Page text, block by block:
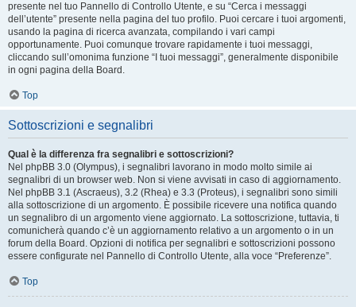
presente nel tuo Pannello di Controllo Utente, e su “Cerca i messaggi
dell’utente” presente nella pagina del tuo profilo. Puoi cercare i tuoi argomenti,
usando la pagina di ricerca avanzata, compilando i vari campi
opportunamente. Puoi comunque trovare rapidamente i tuoi messaggi,
cliccando sull’omonima funzione “I tuoi messaggi”, generalmente disponibile
in ogni pagina della Board.
Top
Sottoscrizioni e segnalibri
Qual è la differenza fra segnalibri e sottoscrizioni?
Nel phpBB 3.0 (Olympus), i segnalibri lavorano in modo molto simile ai
segnalibri di un browser web. Non si viene avvisati in caso di aggiornamento.
Nel phpBB 3.1 (Ascraeus), 3.2 (Rhea) e 3.3 (Proteus), i segnalibri sono simili
alla sottoscrizione di un argomento. È possibile ricevere una notifica quando
un segnalibro di un argomento viene aggiornato. La sottoscrizione, tuttavia, ti
comunicherà quando c’è un aggiornamento relativo a un argomento o in un
forum della Board. Opzioni di notifica per segnalibri e sottoscrizioni possono
essere configurate nel Pannello di Controllo Utente, alla voce “Preferenze”.
Top